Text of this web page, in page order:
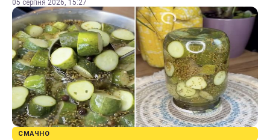
05 серпня 2026, 15:27
СМАЧНО